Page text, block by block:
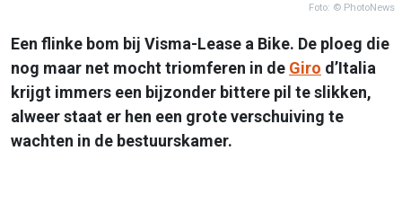
Foto: © PhotoNews
Een flinke bom bij Visma-Lease a Bike. De ploeg die
nog maar net mocht triomferen in de Giro d’Italia
krijgt immers een bijzonder bittere pil te slikken,
alweer staat er hen een grote verschuiving te
wachten in de bestuurskamer.